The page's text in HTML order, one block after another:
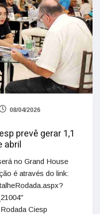
08/04/2026
prevê gerar 1,1
abril
no Grand House
é através do link:
Ciesp